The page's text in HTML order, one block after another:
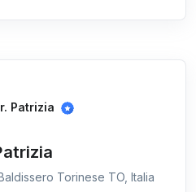
Patrizia
Torinese TO, Italia